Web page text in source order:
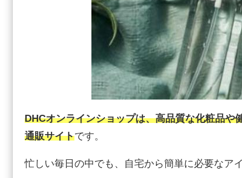
DHCオンラインショップは、高品質な化粧品や
通販サイトです。
忙しい毎日の中でも、自宅から簡単に必要なア